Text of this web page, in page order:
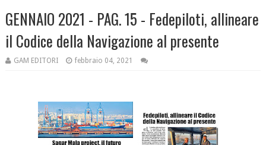
GENNAIO 2021 - PAG. 15 - Fedepiloti, allineare
il Codice della Navigazione al presente
GAM EDITORI febbraio 04, 2021